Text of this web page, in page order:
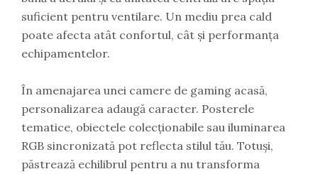
suficient pentru ventilare. Un mediu prea cald
poate afecta atât confortul, cât și performanța
echipamentelor.
În amenajarea unei camere de gaming acasă,
personalizarea adaugă caracter. Posterele
tematice, obiectele colecționabile sau iluminarea
RGB sincronizată pot reflecta stilul tău. Totuși,
păstrează echilibrul pentru a nu transforma